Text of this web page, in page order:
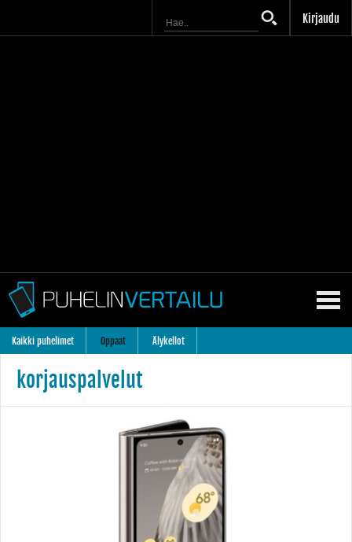
Kirjaudu
Kaikki puhelimet Oppaat Älykellot
korjauspalvelut